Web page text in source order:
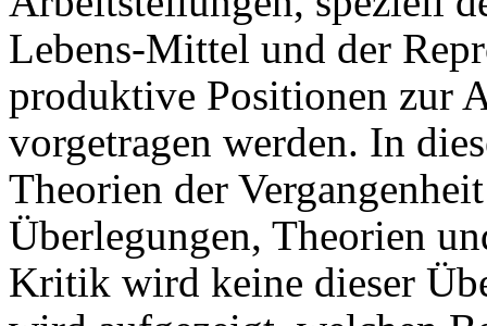
Lebens-Mittel und der
produktive Positionen zur
vorgetragen werden. In
Theorien der
Überlegungen, Theorien
Kritik wird keine dieser